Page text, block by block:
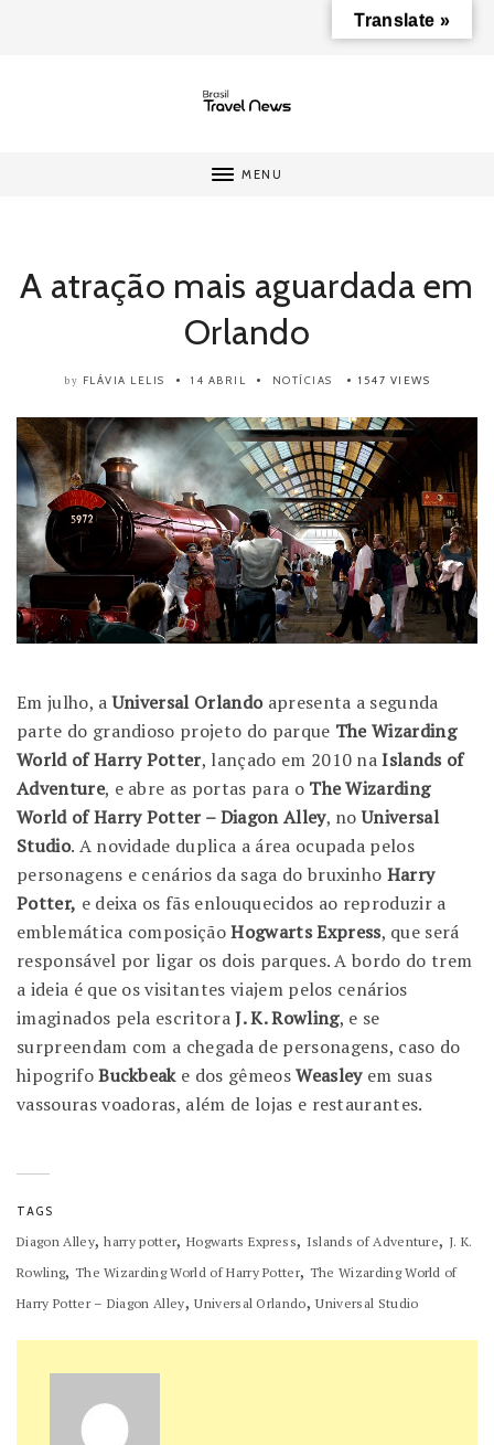
MENU
A atração mais aguardada em
Orlando
by FLÁVIA LELIS 14 ABRIL NOTÍCIAS 1547 VIEWS
Em julho, aUniversal Orlandoapresenta a segunda
parte do grandioso projeto do parque The Wizarding
World of Harry Potter, lançado em 2010 naIslands of
Adventure, e abre as portas para o The Wizarding
World of Harry Potter – Diagon Alley, noUniversal
Studio. A novidade duplica a área ocupada pelos
personagens e cenários da saga do bruxinho Harry
Potter, e deixa os fãs enlouquecidos ao reproduzir a
emblemática composiçãoHogwarts Express, que será
responsável por ligar os dois parques. A bordo do trem
a ideia é que os visitantes viajem pelos cenários
imaginados pela escritoraJ. K. Rowling, e se
surpreendam com a chegada de personagens, caso do
hipogrifoBuckbeake dos gêmeosWeasleyem suas
vassouras voadoras, além de lojas e restaurantes.
TAGS
Diagon Alley,harry potter, Hogwarts Express, Islands of Adventure, J. K.
Rowling, The Wizarding World of Harry Potter, The Wizarding World of
Harry Potter – Diagon Alley,Universal Orlando,Universal Studio
Translate »